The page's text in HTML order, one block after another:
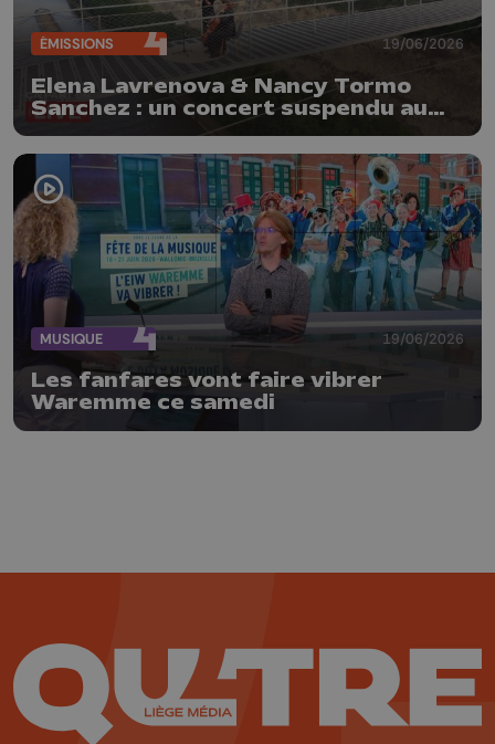
ÉMISSIONS 19/06/2026
Elena Lavrenova & Nancy Tormo
Sanchez : un concert suspendu au
Fort d'Eben-Emael
MUSIQUE 19/06/2026
Les fanfares vont faire vibrer
Waremme ce samedi